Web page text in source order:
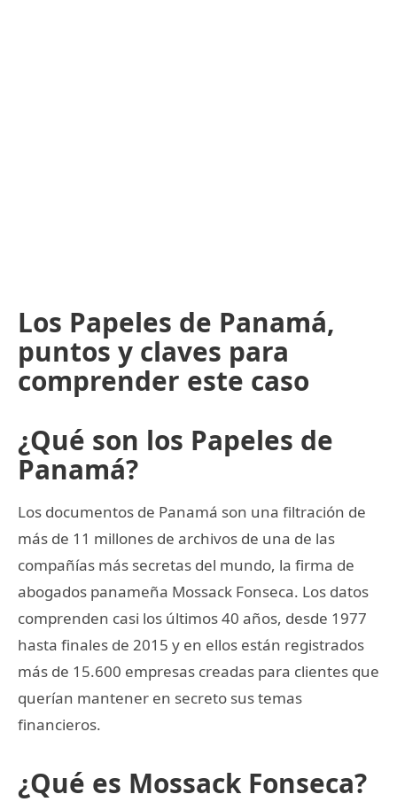
Los Papeles de Panamá,
puntos y claves para
comprender este caso
¿Qué son los Papeles de
Panamá?
Los documentos de Panamá son una filtración de
más de 11 millones de archivos de una de las
compañías más secretas del mundo, la firma de
abogados panameña Mossack Fonseca. Los datos
comprenden casi los últimos 40 años, desde 1977
hasta finales de 2015 y en ellos están registrados
más de 15.600 empresas creadas para clientes que
querían mantener en secreto sus temas
financieros.
¿Qué es Mossack Fonseca?